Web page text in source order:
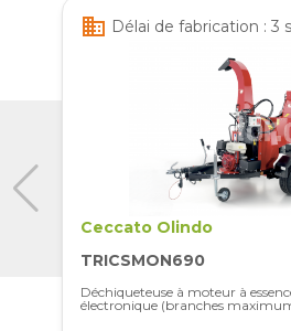
business Délai de fabrication : 3
Ceccato Olindo
TRICSMON690
Déchiqueteuse à moteur à
électronique (branches